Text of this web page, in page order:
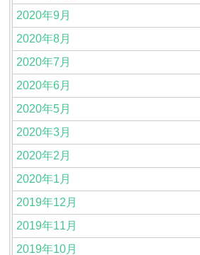
2020年9月
2020年8月
2020年7月
2020年6月
2020年5月
2020年3月
2020年2月
2020年1月
2019年12月
2019年11月
2019年10月